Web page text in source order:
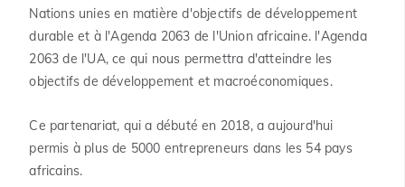
Nations unies en matière d'objectifs de développement
durable et à l'Agenda 2063 de l'Union africaine. l'Agenda
2063 de l'UA, ce qui nous permettra d'atteindre les
objectifs de développement et macroéconomiques.
Ce partenariat, qui a débuté en 2018, a aujourd'hui
permis à plus de 5000 entrepreneurs dans les 54 pays
africains.